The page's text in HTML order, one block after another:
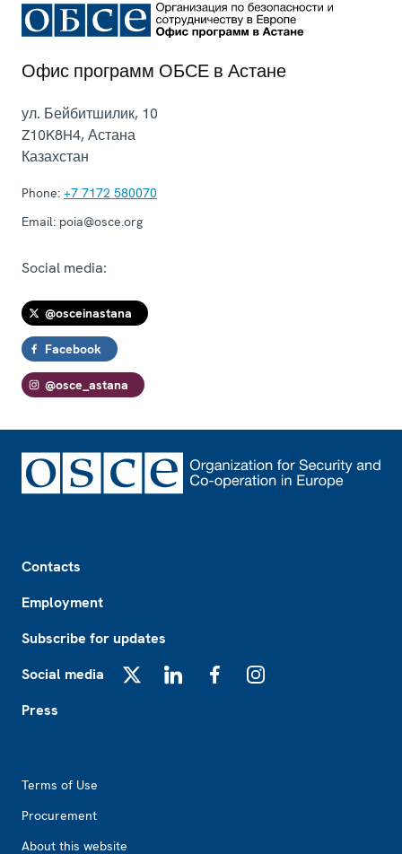
Офис программ ОБСЕ в Астане
ул. Бейбитшилик, 10
Z10K8H4,Астана
Казахстан
Phone: +7 7172 580070
Email: poia@osce.org
Social media:
@osceinastana
Facebook
@osce_astana
Contacts
Employment
Subscribe for updates
Social media
Press
Terms of Use
Procurement
About this website